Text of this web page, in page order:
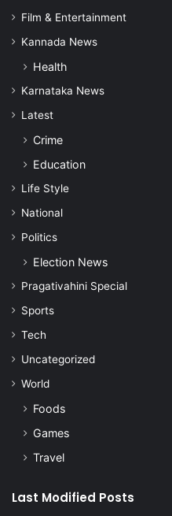
Film & Entertainment
Kannada News
Health
Karnataka News
Latest
Crime
Education
Life Style
National
Politics
Election News
Pragativahini Special
Sports
Tech
Uncategorized
World
Foods
Games
Travel
Last Modified Posts